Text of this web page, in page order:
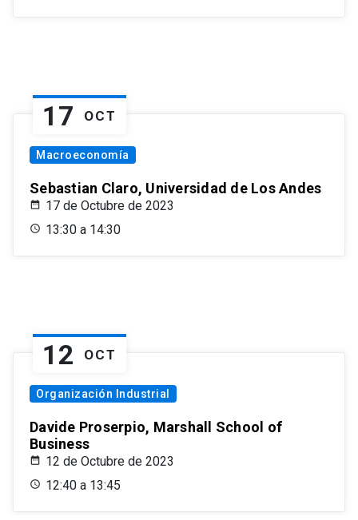
17 OCT
Macroeconomía
Sebastian Claro, Universidad de Los Andes
17 de Octubre de 2023
13:30 a 14:30
12 OCT
Organización Industrial
Davide Proserpio, Marshall School of
Business
12 de Octubre de 2023
12:40 a 13:45